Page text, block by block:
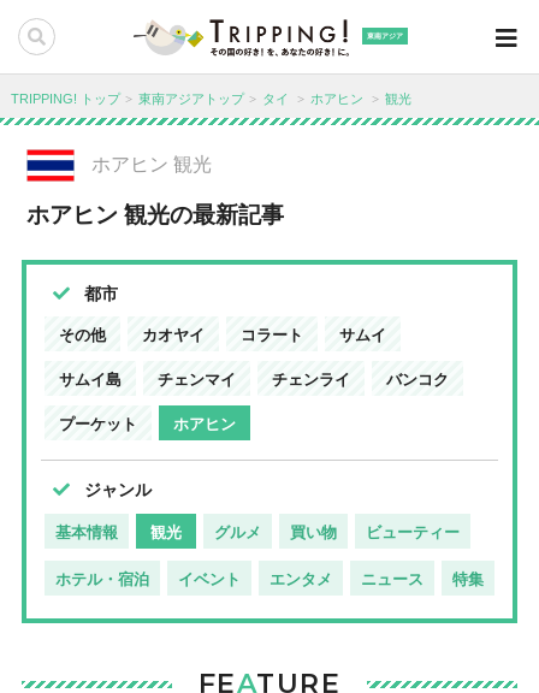
東南アジア
TRIPPING! トップ 東南アジアトップ タイ ホアヒン 観光
ホアヒン 観光
ホアヒン 観光の最新記事
都市
その他 カオヤイ コラート サムイ
サムイ島 チェンマイ チェンライ バンコク
プーケット ホアヒン
ジャンル
基本情報 観光 グルメ 買い物 ビューティー
ホテル・宿泊 イベント エンタメ ニュース 特集
FEATURE